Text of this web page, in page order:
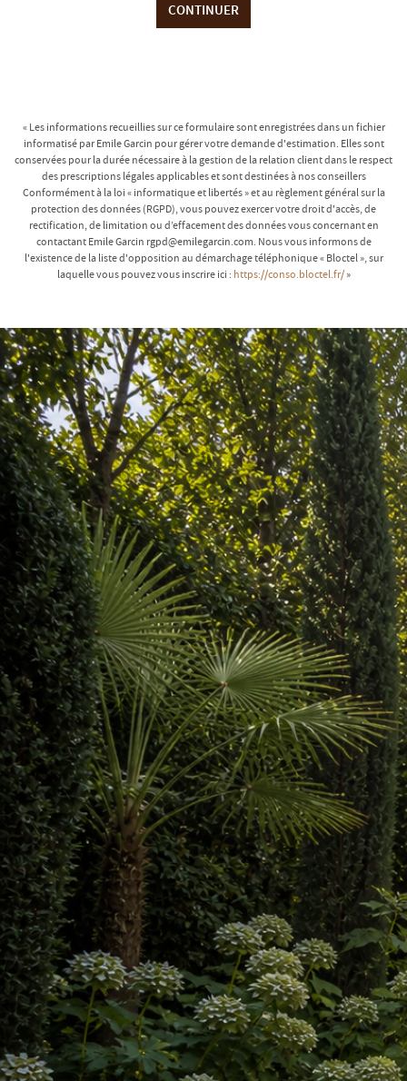
CONTINUER
« Les informations recueillies sur ce formulaire sont enregistrées dans un fichier
informatisé par Emile Garcin pour gérer votre demande d'estimation. Elles sont
conservées pour la durée nécessaire à la gestion de la relation client dans le respect
des prescriptions légales applicables et sont destinées à nos conseillers
Conformément à la loi « informatique et libertés » et au règlement général sur la
protection des données (RGPD), vous pouvez exercer votre droit d'accès, de
rectification, de limitation ou d’effacement des données vous concernant en
contactant Emile Garcin rgpd@emilegarcin.com. Nous vous informons de
l'existence de la liste d'opposition au démarchage téléphonique « Bloctel », sur
laquelle vous pouvez vous inscrire ici : https://conso.bloctel.fr/»